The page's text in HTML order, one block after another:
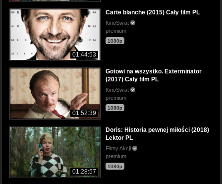
01:44:53
Carte blanche (2015) Cały film PL
KinoSwiat
premium
1080p
01:52:39
Gotowi na wszystko. Exterminator
(2017) Cały film PL
KinoSwiat
premium
1080p
01:28:57
Doris: Historia pewnej miłości (2018)
Lektor PL
Filmy Akcji
premium
1080p